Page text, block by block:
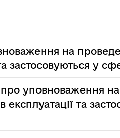
на
застосовуються у
про уповноваження
та